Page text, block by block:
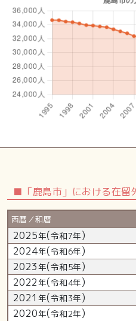
■「鹿島市」における在留
西暦／和暦
2025年(令和7年)
2024年(令和6年)
2023年(令和5年)
2022年(令和4年)
2021 年(令和3年)
2020年(令和2年)